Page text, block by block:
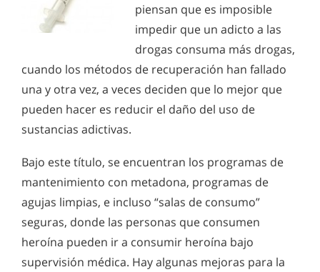
piensan que es imposible
impedir que un adicto a las
drogas consuma más drogas,
cuando los métodos de recuperación han fallado
una y otra vez, a veces deciden que lo mejor que
pueden hacer es reducir el daño del uso de
sustancias adictivas.
Bajo este título, se encuentran los programas de
mantenimiento con metadona, programas de
agujas limpias, e incluso “salas de consumo”
seguras, donde las personas que consumen
heroína pueden ir a consumir heroína bajo
supervisión médica. Hay algunas mejoras para la